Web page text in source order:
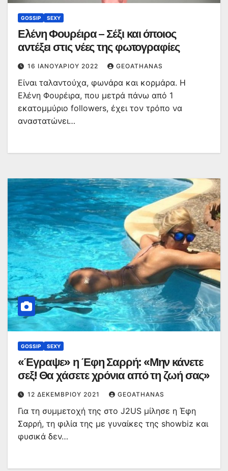
GOSSIP SEXY
Ελένη Φουρέιρα – Σέξι και όποιος
αντέξει στις νέες της φωτογραφίες
16 ΙΑΝΟΥΑΡΊΟΥ 2022 GEOATHANAS
Είναι ταλαντούχα, φωνάρα και κορμάρα. Η
Ελένη Φουρέιρα, που μετρά πάνω από 1
εκατομμύριο followers, έχει τον τρόπο να
αναστατώνει…
GOSSIP SEXY
«Έγραψε» η Έφη Σαρρή: «Μην κάνετε
σεξ! Θα χάσετε χρόνια από τη ζωή σας»
12 ΔΕΚΕΜΒΡΊΟΥ 2021 GEOATHANAS
Για τη συμμετοχή της στο J2US μίλησε η Έφη
Σαρρή, τη φιλία της με γυναίκες της showbiz και
φυσικά δεν…